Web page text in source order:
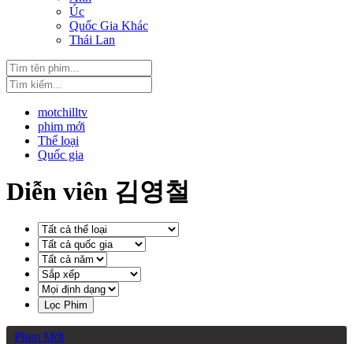
Úc
Quốc Gia Khác
Thái Lan
motchilltv
phim mới
Thể loại
Quốc gia
Diễn viên 김영철
Lọc Phim
Phim Mới